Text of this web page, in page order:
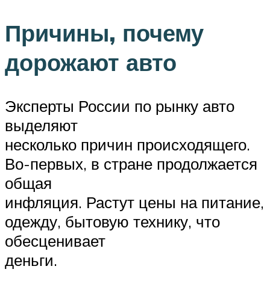
Причины, почему
дорожают авто
Эксперты России по рынку авто
выделяют
несколько причин происходящего.
Во-первых, в стране продолжается
общая
инфляция. Растут цены на питание,
одежду, бытовую технику, что
обесценивает
деньги.